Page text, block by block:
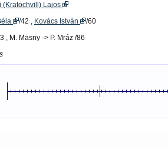
(Kratochvill) Lajos
/42 , Kovács István
/60
, M. Masny -> P. Mráz /86